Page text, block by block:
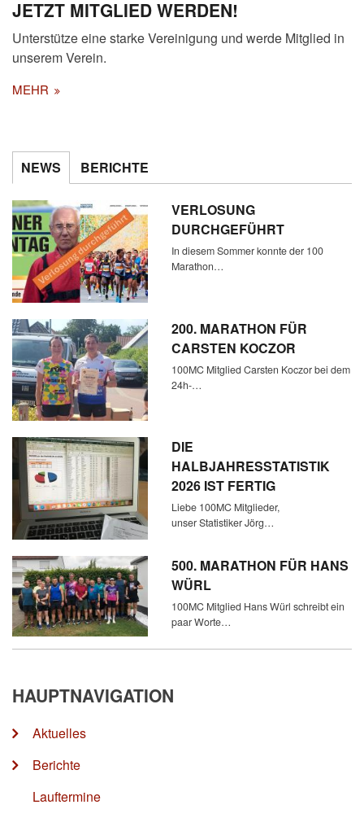
JETZT MITGLIED WERDEN!
Unterstütze eine starke Vereinigung und werde Mitglied in
unserem Verein.
MEHR
NEWS BERICHTE
VERLOSUNG
DURCHGEFÜHRT
In diesem Sommer konnte der 100
Marathon…
200. MARATHON FÜR
CARSTEN KOCZOR
100MC Mitglied Carsten Koczor bei dem
24h-…
DIE
HALBJAHRESSTATISTIK
2026 IST FERTIG
Liebe 100MC Mitglieder,
unser Statistiker Jörg…
500. MARATHON FÜR HANS
WÜRL
100MC Mitglied Hans Würl schreibt ein
paar Worte…
HAUPTNAVIGATION
Aktuelles
Berichte
Lauftermine